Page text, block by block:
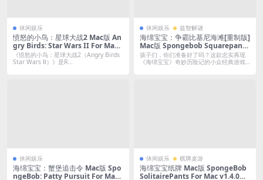
休闲娱乐
愤怒的小鸟：星球大战2 Mac版 An
gry Birds: Star Wars II For Mac
｜英文移植版
《愤怒的小鸟：星球大战2（Angry Birds
Star Wars Ⅱ）》是R...
休闲娱乐 益智解谜
海绵宝宝：争霸比基尼海滩[重制版]
Mac版 Spongebob Squarepants
– Battle For Bikini Bottom Rehy
drated For Mac v611616｜中文
孩子们，你们准备好了吗？这款忠实再现
《海绵宝宝》奇妙历险记的小众经典游戏
休闲娱乐
海绵宝宝：蟹堡追击令 Mac版 Spo
ngeBob: Patty Pursuit For Mac
休闲娱乐 棋牌桌游
海绵宝宝纸牌 Mac版 SpongeBob
SolitairePants For Mac v1.4.0｜